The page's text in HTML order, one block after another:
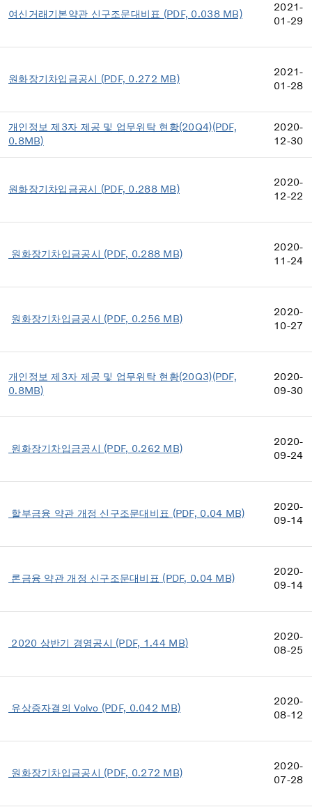
여신거래기본약관 신구조문대비표 (PDF, 0.038 MB)
2021-
01-29
원화장기차입금공시 (PDF, 0.272 MB)
2021-
01-28
개인정보 제3자 제공 및 업무위탁 현황(20Q4)(PDF,
0.8MB)
2020-
12-30
원화장기차입금공시 (PDF, 0.288 MB)
2020-
12-22
원화장기차입금공시 (PDF, 0.288 MB)
2020-
11-24
원화장기차입금공시 (PDF, 0.256 MB)
2020-
10-27
개인정보 제3자 제공 및 업무위탁 현황(20Q3)(PDF,
0.8MB)
2020-
09-30
원화장기차입금공시 (PDF, 0.262 MB)
2020-
09-24
할부금융 약관 개정 신구조문대비표 (PDF, 0.04 MB)
2020-
09-14
론금융 약관 개정 신구조문대비표 (PDF, 0.04 MB)
2020-
09-14
2020 상반기 경영공시 (PDF, 1.44 MB)
2020-
08-25
유상증자결의 Volvo (PDF, 0.042 MB)
2020-
08-12
원화장기차입금공시 (PDF, 0.272 MB)
2020-
07-28